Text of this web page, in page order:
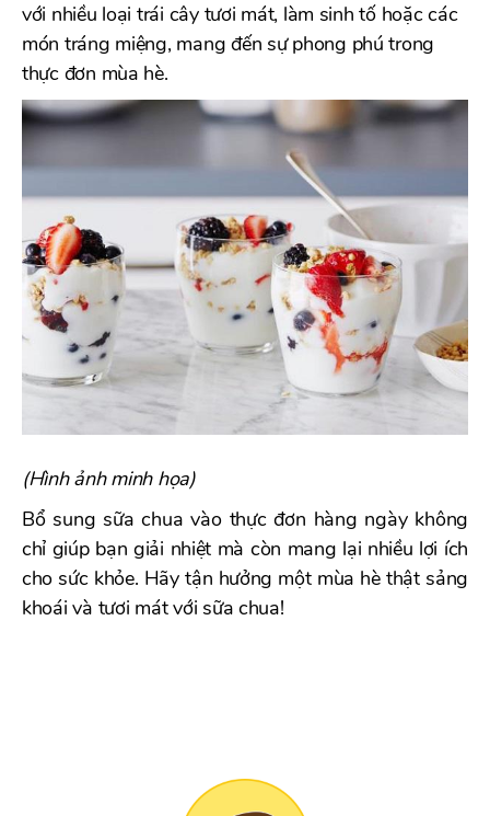
với nhiều loại trái cây tươi mát, làm sinh tố hoặc các
món tráng miệng, mang đến sự phong phú trong
thực đơn mùa hè.
(Hình ảnh minh họa)
Bổ sung sữa chua vào thực đơn hàng ngày không
chỉ giúp bạn giải nhiệt mà còn mang lại nhiều lợi ích
cho sức khỏe. Hãy tận hưởng một mùa hè thật sảng
khoái và tươi mát với sữa chua!